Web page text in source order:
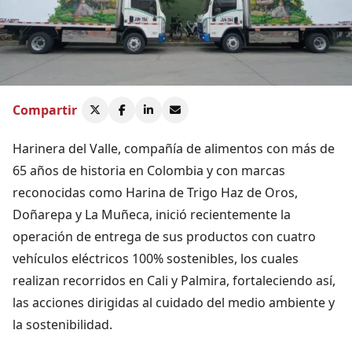
Compartir
Harinera del Valle, compañía de alimentos con más de
65 años de historia en Colombia y con marcas
reconocidas como Harina de Trigo Haz de Oros,
Doñarepa y La Muñeca, inició recientemente la
operación de entrega de sus productos con cuatro
vehículos eléctricos 100% sostenibles, los cuales
realizan recorridos en Cali y Palmira, fortaleciendo así,
las acciones dirigidas al cuidado del medio ambiente y
la sostenibilidad.